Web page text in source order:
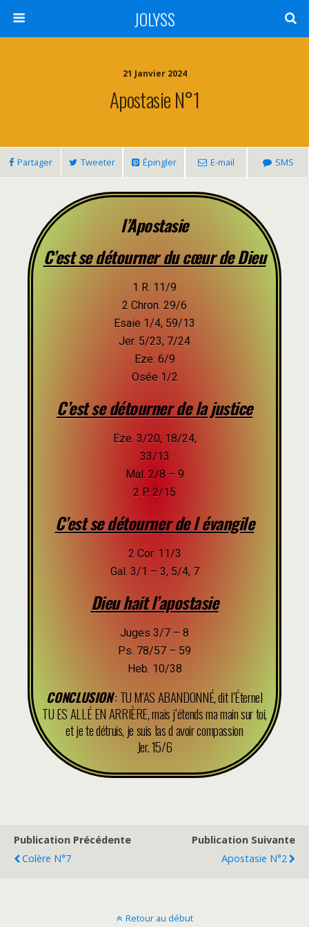
JOLYSS
21 Janvier 2024
Apostasie N°1
Partager Tweeter Épingler E-mail SMS
l’Apostasie
C’est se détourner du cœur de Dieu
1 R. 11/9
2 Chron. 29/6
Esaie 1/4, 59/13
Jer. 5/23, 7/24
Eze. 6/9
Osée 1/2
C’est se détourner de la justice
Eze. 3/20, 18/24,
33/13
Mal. 2/8 – 9
2 P. 2/15
C’est se détourner de l évangile
2 Cor. 11/3
Gal. 3/1 – 3, 5/4, 7
Dieu hait l’apostasie
Juges 3/7 – 8
Ps. 78/57 – 59
Heb. 10/38
CONCLUSION: TU M’AS ABANDONNÉ, dit l’Éternel
TU ES ALLÉ EN ARRIÈRE, mais j’étends ma main sur toi,
et je te détruis, je suis las d avoir compassion
Jer. 15/6
Publication Précédente
Colère N°7
Publication Suivante
Apostasie N°2
Retour au début